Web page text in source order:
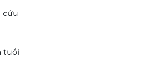
cứu
tuổi